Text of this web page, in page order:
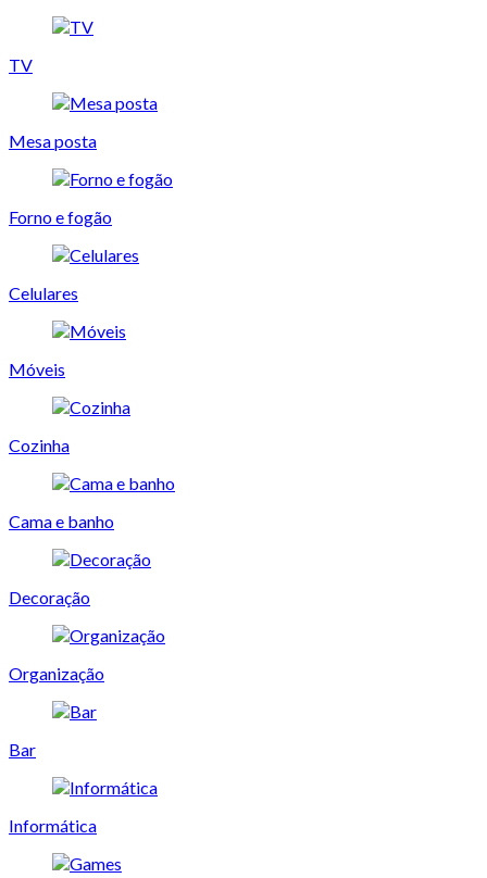
TV
Mesa posta
Forno e fogão
Celulares
Móveis
Cozinha
Cama e banho
Decoração
Organização
Bar
Informática